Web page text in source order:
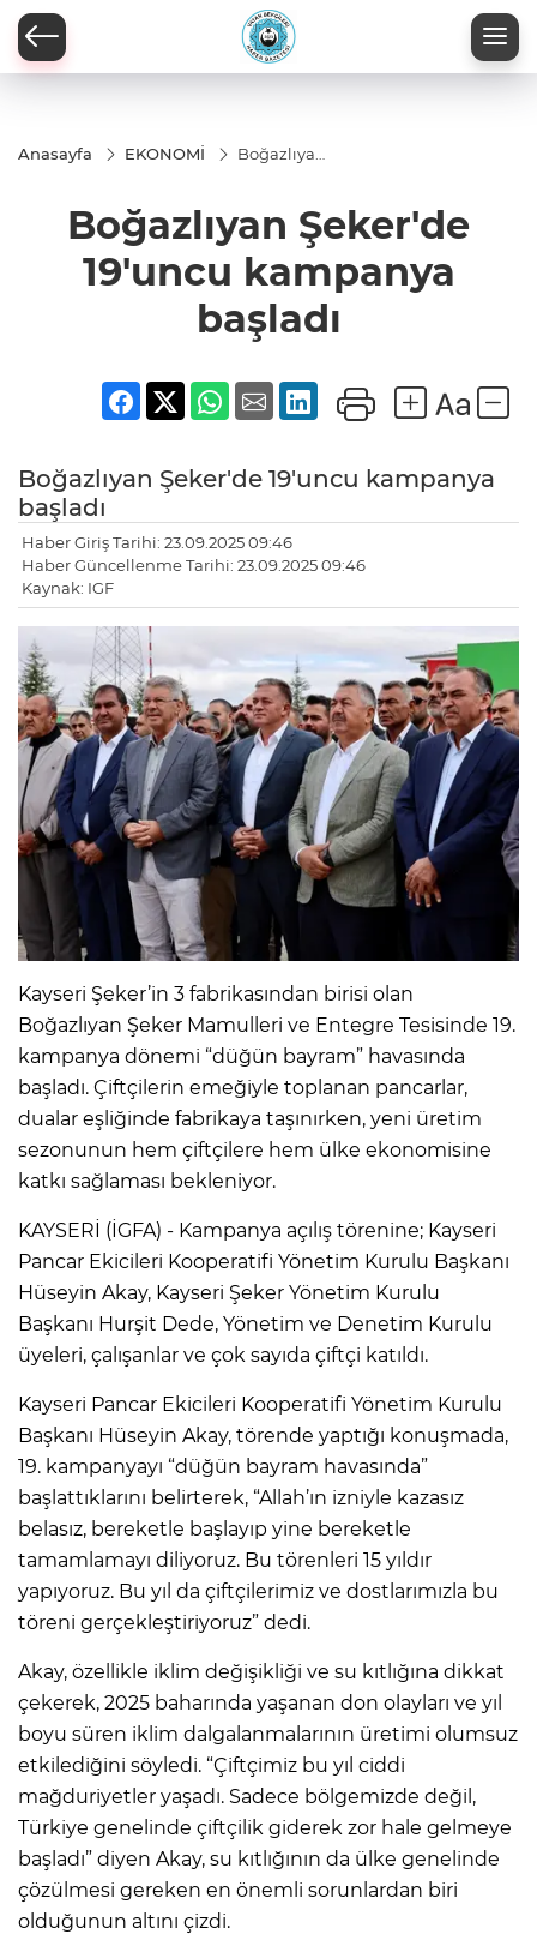
Anasayfa EKONOMİ
Boğazlıyan
kampanya
başladı
Boğazlıyan Şeker'de
19'uncu kampanya
başladı
Boğazlıyan Şeker'de 19'uncu kampanya
başladı
Haber Giriş Tarihi: 23.09.2025 09:46
Haber Güncellenme Tarihi: 23.09.2025 09:46
Kaynak: IGF
Kayseri Şeker’in 3 fabrikasından birisi olan
Boğazlıyan Şeker Mamulleri ve Entegre Tesisinde 19.
kampanya dönemi “düğün bayram” havasında
başladı. Çiftçilerin emeğiyle toplanan pancarlar,
dualar eşliğinde fabrikaya taşınırken, yeni üretim
sezonunun hem çiftçilere hem ülke ekonomisine
katkı sağlaması bekleniyor.
KAYSERİ (İGFA) - Kampanya açılış törenine; Kayseri
Pancar Ekicileri Kooperatifi Yönetim Kurulu Başkanı
Hüseyin Akay, Kayseri Şeker Yönetim Kurulu
Başkanı Hurşit Dede, Yönetim ve Denetim Kurulu
üyeleri, çalışanlar ve çok sayıda çiftçi katıldı.
Kayseri Pancar Ekicileri Kooperatifi Yönetim Kurulu
Başkanı Hüseyin Akay, törende yaptığı konuşmada,
19. kampanyayı “düğün bayram havasında”
başlattıklarını belirterek, “Allah’ın izniyle kazasız
belasız, bereketle başlayıp yine bereketle
tamamlamayı diliyoruz. Bu törenleri 15 yıldır
yapıyoruz. Bu yıl da çiftçilerimiz ve dostlarımızla bu
töreni gerçekleştiriyoruz” dedi.
Akay, özellikle iklim değişikliği ve su kıtlığına dikkat
çekerek, 2025 baharında yaşanan don olayları ve yıl
boyu süren iklim dalgalanmalarının üretimi olumsuz
etkilediğini söyledi. “Çiftçimiz bu yıl ciddi
mağduriyetler yaşadı. Sadece bölgemizde değil,
Türkiye genelinde çiftçilik giderek zor hale gelmeye
başladı” diyen Akay, su kıtlığının da ülke genelinde
çözülmesi gereken en önemli sorunlardan biri
olduğunun altını çizdi.